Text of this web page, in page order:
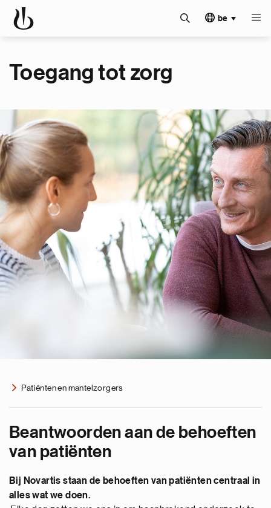
be
Toegang tot zorg
Patiënten en mantelzorgers
Beantwoorden aan de behoeften
van patiënten
Bij Novartis staan de behoeften van patiënten centraal in
alles wat we doen.